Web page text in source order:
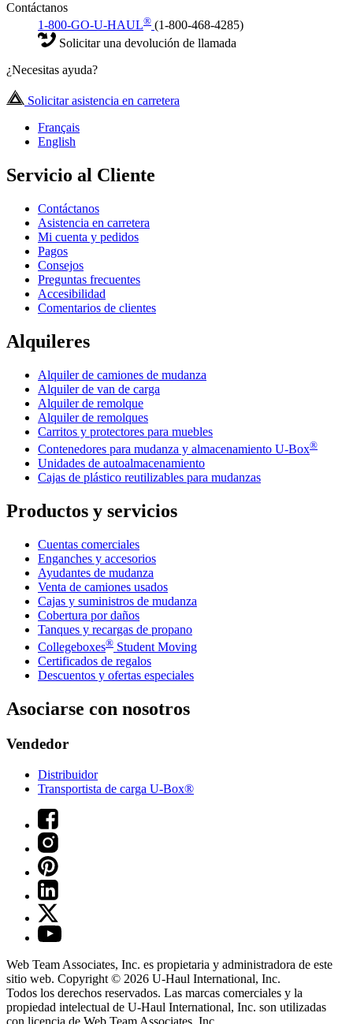
Contáctanos
1-800-GO-U-HAUL® (1-800-468-4285)
Solicitar una devolución de llamada
¿Necesitas ayuda?
Solicitar asistencia en carretera
Français
English
Servicio al Cliente
Contáctanos
Asistencia en carretera
Mi cuenta y pedidos
Pagos
Consejos
Preguntas frecuentes
Accesibilidad
Comentarios de clientes
Alquileres
Alquiler de camiones de mudanza
Alquiler de van de carga
Alquiler de remolque
Alquiler de remolques
Carritos y protectores para muebles
Contenedores para mudanza y almacenamiento U-Box®
Unidades de autoalmacenamiento
Cajas de plástico reutilizables para mudanzas
Productos y servicios
Cuentas comerciales
Enganches y accesorios
Ayudantes de mudanza
Venta de camiones usados
Cajas y suministros de mudanza
Cobertura por daños
Tanques y recargas de propano
Collegeboxes® Student Moving
Certificados de regalos
Descuentos y ofertas especiales
Asociarse con nosotros
Vendedor
Distribuidor
Transportista de carga U-Box®
Web Team Associates, Inc. es propietaria y administradora de este
sitio web. Copyright © 2026 U-Haul International, Inc.
Todos los derechos reservados. Las marcas comerciales y la
propiedad intelectual de U-Haul International, Inc. son utilizadas
con licencia de Web Team Associates, Inc.